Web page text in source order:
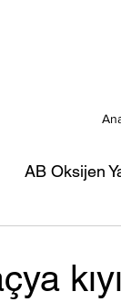
AB Oksijen